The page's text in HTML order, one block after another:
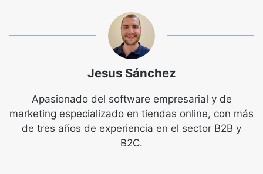
Jesus Sánchez
Apasionado del software empresarial y de
marketing especializado en tiendas online, con más
de tres años de experiencia en el sector B2B y
B2C.